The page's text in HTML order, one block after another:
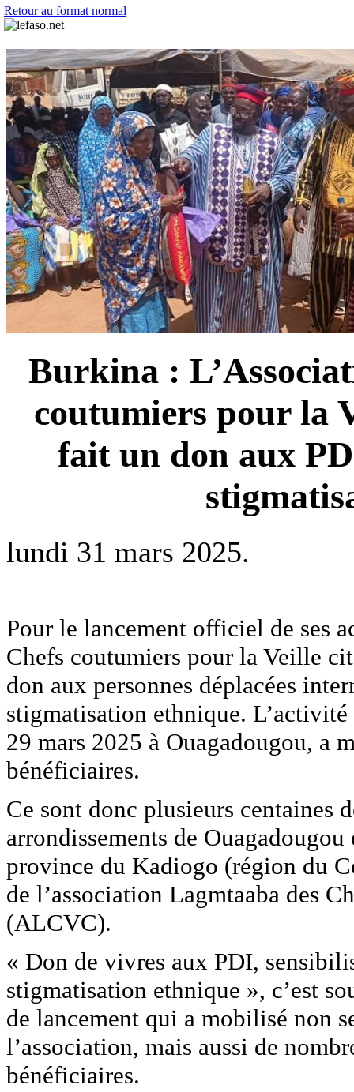
Retour au format normal
Burkina :
coutumiers pour la
fait un don aux
lundi 31 mars 2025.
Pour le lancement officiel de ses
Chefs coutumiers pour la Veille
don aux personnes déplacées
stigmatisation ethnique.
29 mars 2025 à Ouagadougou, a
bénéficiaires.
Ce sont donc plusieurs centaines
arrondissements de
province du Kadiogo (région du
de l’association Lagmtaaba des
(ALCVC).
« Don de vivres aux PDI,
stigmatisation ethnique », c’est
de lancement qui a mobilisé non
l’association, mais aussi de
bénéficiaires.